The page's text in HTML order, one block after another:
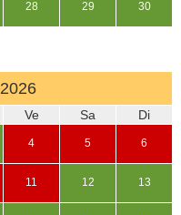
28 29 30
2026
Ve Sa Di
4 5 6
11 12 13